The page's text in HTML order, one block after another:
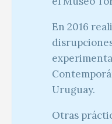
En 2016
Uruguay.
Otras